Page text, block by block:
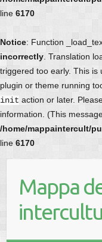
line 6170
Notice: Function
incorrectly . Translation
triggered too early. This is
plugin or theme running
init action or later.
information. (This
/home/mappaintercult/
line 6170
Mappa